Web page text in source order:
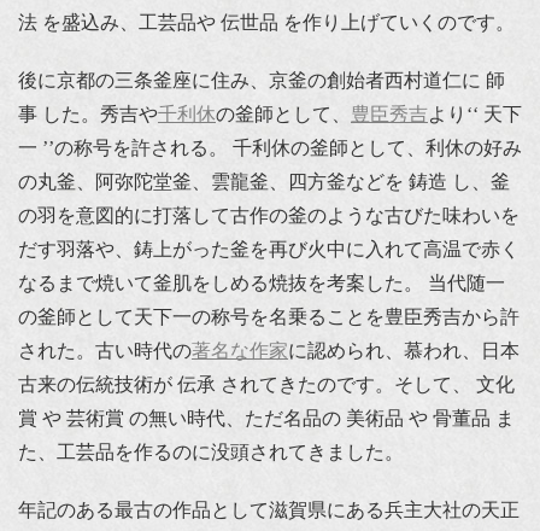
法 を盛込み、工芸品や 伝世品 を作り上げていくのです。
後に京都の三条釜座に住み、京釜の創始者西村道仁に 師
事 した。秀吉や千利休の釜師として、 豊臣秀吉より‘‘ 天下
一 ’’の称号を許される。 千利休の釜師として、利休の好み
の丸釜、阿弥陀堂釜、雲龍釜、四方釜などを 鋳造 し、釜
の羽を意図的に打落して古作の釜のような古びた味わいを
だす羽落や、鋳上がった釜を再び火中に入れて高温で赤く
なるまで焼いて釜肌をしめる焼抜を考案した。 当代随一
の釜師として天下一の称号を名乗ることを豊臣秀吉から許
された。古い時代の著名な作家に認められ、慕われ、日本
古来の伝統技術が 伝承 されてきたのです。そして、 文化
賞 や 芸術賞 の無い時代、ただ名品の 美術品 や 骨董品 ま
た、工芸品を作るのに没頭されてきました。
年記のある最古の作品として滋賀県にある兵主大社の天正